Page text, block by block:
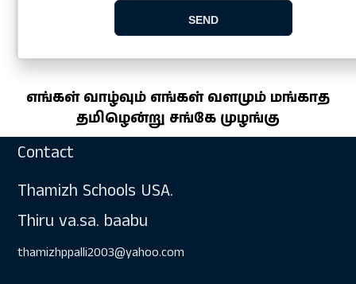
எங்கள் வாழ்வும் எங்கள் வளமும் மங்காத
தமிழென்று சங்கே முழங்கு
Contact
Thamizh Schools USA.
Thiru va.sa. baabu
thamizhppalli2003@yahoo.com